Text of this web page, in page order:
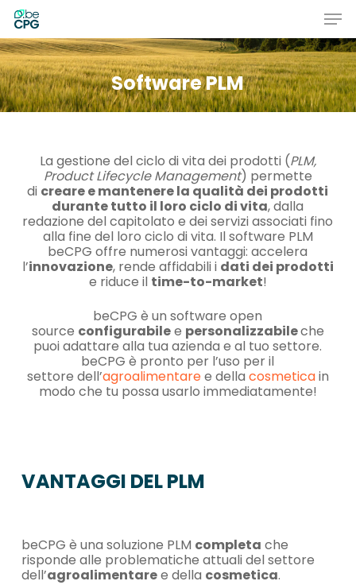
Skip
main
content
Software PLM
La gestione del ciclo di vita dei prodotti (PLM,
Product Lifecycle Management) permette
di creare e mantenere la qualità dei prodotti
durante tutto il loro ciclo di vita, dalla
redazione del capitolato e dei servizi associati fino
alla fine del loro ciclo di vita. Il software PLM
beCPG offre numerosi vantaggi: accelera
l’innovazione, rende affidabili i dati dei prodotti
e riduce il time-to-market!
beCPG è un software open
source configurabilee personalizzabileche
puoi adattare alla tua azienda e al tuo settore.
beCPG è pronto per l’uso per il
settore dell’agroalimentaree della cosmeticain
modo che tu possa usarlo immediatamente!
VANTAGGI DEL PLM
beCPG è una soluzione PLM completa che
risponde alle problematiche attuali del settore
dell’agroalimentaree della cosmetica.
Close
Menu